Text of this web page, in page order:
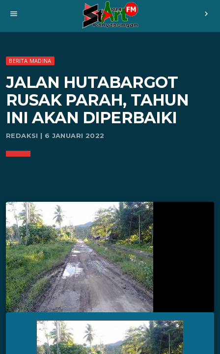
menu chevron_right
BERITA MADINA
JALAN HUTABARGOT
RUSAK PARAH, TAHUN
INI AKAN DIPERBAIKI
REDAKSI | 6 JANUARI 2022